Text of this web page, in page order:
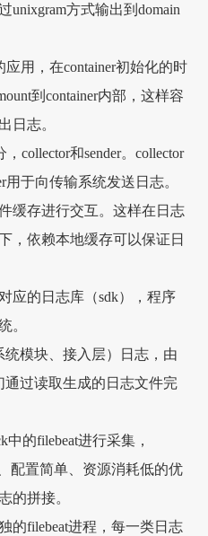
unixgram方式输出到domain
用，在container初始化的时
到container内部，这样容
日志。
collector和sender。collector
用于向传输系统发送日志。
缓存进行交互。这样在日志
，依赖本地缓存可以保证日
应的日志库（sdk），程序
。
模块、接入层）日志，由
过读取生成的日志文件完
中的filebeat进行采集，
配置简单、资源消耗低的优
的拼接。
的filebeat进程，每一类日志